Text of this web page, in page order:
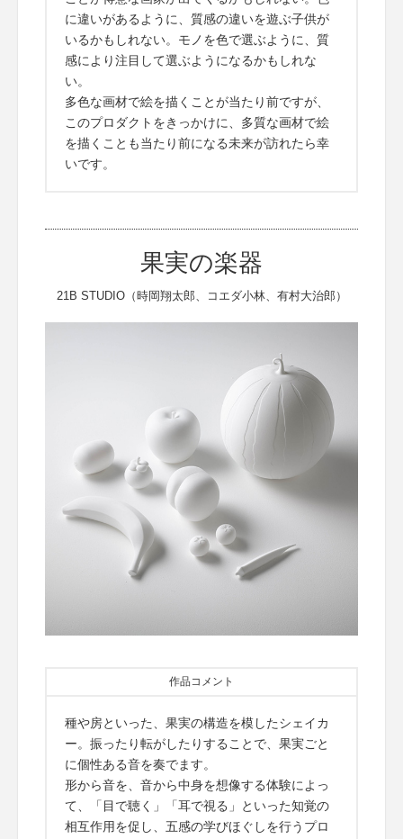
に違いがあるように、質感の違いを遊ぶ子供が
いるかもしれない。モノを色で選ぶように、質
感により注目して選ぶようになるかもしれな
い。
多色な画材で絵を描くことが当たり前ですが、
このプロダクトをきっかけに、多質な画材で絵
を描くことも当たり前になる未来が訪れたら幸
いです。
果実の楽器
21B STUDIO（時岡翔太郎、コエダ小林、有村大治郎）
作品コメント
種や房といった、果実の構造を模したシェイカ
ー。振ったり転がしたりすることで、果実ごと
に個性ある音を奏でます。
形から音を、音から中身を想像する体験によっ
て、「目で聴く」「耳で視る」といった知覚の
相互作用を促し、五感の学びほぐしを行うプロ